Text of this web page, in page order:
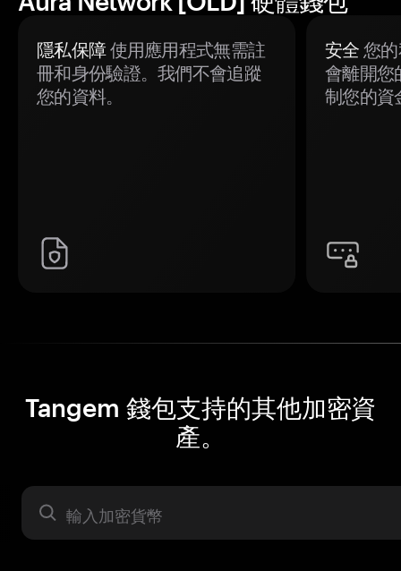
隱私保障使用應用程式無需註
冊和身份驗證。我們不會追蹤
您的資料。
安全 您
會離開您
制您的資
Tangem 錢包支持的其他加密資
產。
資產